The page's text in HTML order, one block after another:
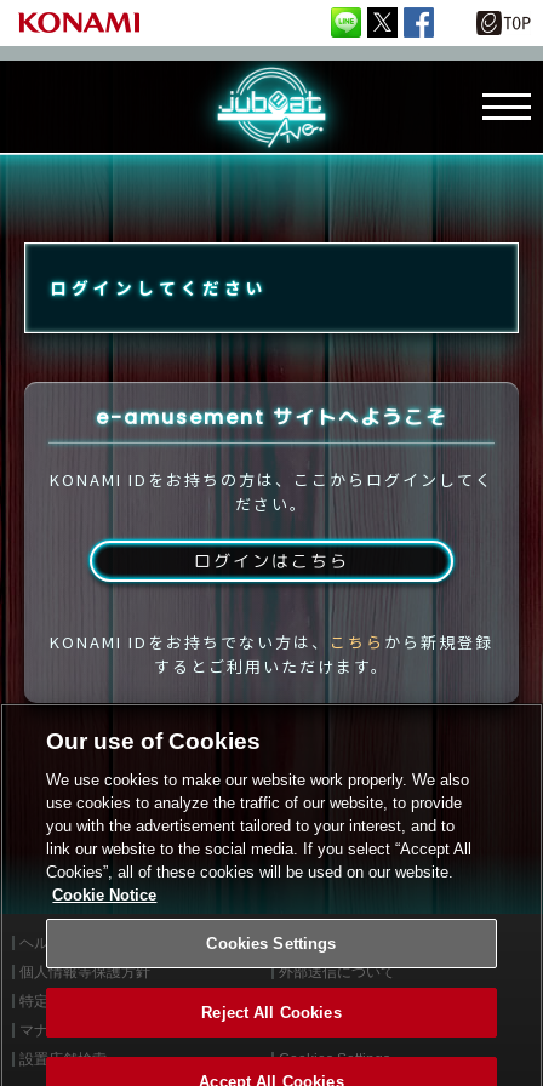
ログインしてください
e-amusement サイトへようこそ
KONAMI IDをお持ちの方は、ここからログインしてく
ださい。
ログインはこちら
KONAMI IDをお持ちでない方は、 こちら から新規登録
するとご利用いただけます。
ヘルプ
利用規約
個人情報等保護方針
外部送信について
特定商取引法に基づく表示
マナー＆ルール
設置店舗検索
Cookies Settings
Our use of Cookies
We use cookies to make our website work properly. We also
use cookies to analyze the traffic of our website, to provide
you with the advertisement tailored to your interest, and to
link our website to the social media. If you select “Accept All
Cookies”, all of these cookies will be used on our website.
Cookie Notice
Cookies Settings
Reject All Cookies
Accept All Cookies